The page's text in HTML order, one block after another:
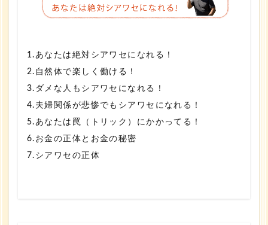
1.あなたは絶対シアワセになれる！
2.自然体で楽しく働ける！
3.ダメな人もシアワセになれる！
4.夫婦関係が悲惨でもシアワセになれる！
5.あなたは罠（トリック）にかかってる！
6.お金の正体とお金の秘密
7.シアワセの正体